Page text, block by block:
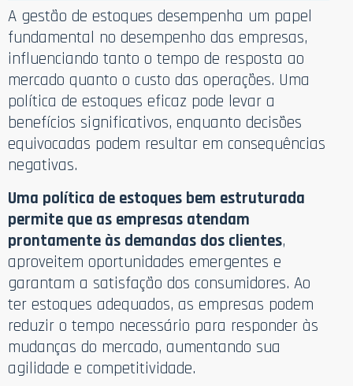
A gestão de estoques desempenha um papel
fundamental no desempenho das empresas,
influenciando tanto o tempo de resposta ao
mercado quanto o custo das operações. Uma
política de estoques eficaz pode levar a
benefícios significativos, enquanto decisões
equivocadas podem resultar em consequências
negativas.
Uma política de estoques bem estruturada
permite que as empresas atendam
prontamente às demandas dos clientes,
aproveitem oportunidades emergentes e
garantam a satisfação dos consumidores. Ao
ter estoques adequados, as empresas podem
reduzir o tempo necessário para responder às
mudanças do mercado, aumentando sua
agilidade e competitividade.